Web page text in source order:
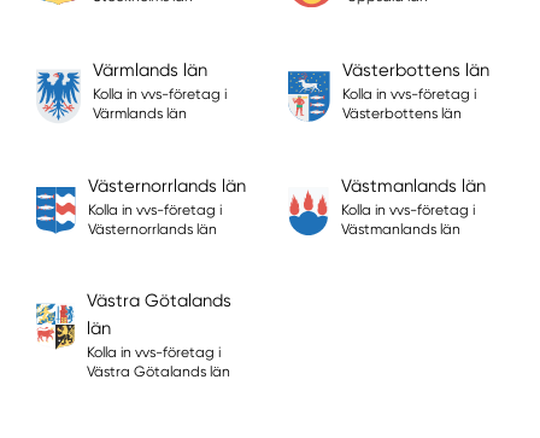
Värmlands län
Kolla in vvs-företag i
Värmlands län
Västerbottens län
Kolla in vvs-företag i
Västerbottens län
Västernorrlands län
Kolla in vvs-företag i
Västernorrlands län
Västmanlands län
Kolla in vvs-företag i
Västmanlands län
Västra Götalands
län
Kolla in vvs-företag i
Västra Götalands län